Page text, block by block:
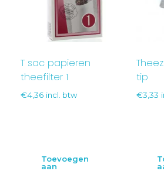
T sac papieren
theefilter 1
€4,36 incl. btw
Toevoegen
aan
tip
€3,33